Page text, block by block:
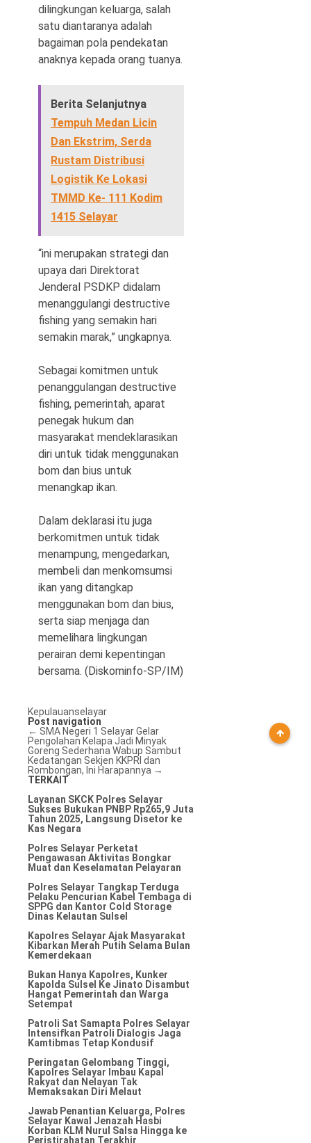
dilingkungan keluarga, salah
satu diantaranya adalah
bagaiman pola pendekatan
anaknya kepada orang tuanya.
Berita Selanjutnya
Tempuh Medan Licin
Dan Ekstrim, Serda
Rustam Distribusi
Logistik Ke Lokasi
TMMD Ke- 111 Kodim
1415 Selayar
“ini merupakan strategi dan
upaya dari Direktorat
Jenderal PSDKP didalam
menanggulangi destructive
fishing yang semakin hari
semakin marak,” ungkapnya.
Sebagai komitmen untuk
penanggulangan destructive
fishing, pemerintah, aparat
penegak hukum dan
masyarakat mendeklarasikan
diri untuk tidak menggunakan
bom dan bius untuk
menangkap ikan.
Dalam deklarasi itu juga
berkomitmen untuk tidak
menampung, mengedarkan,
membeli dan menkomsumsi
ikan yang ditangkap
menggunakan bom dan bius,
serta siap menjaga dan
memelihara lingkungan
perairan demi kepentingan
bersama. (Diskominfo-SP/IM)
Kepulauanselayar
Post navigation
← SMA Negeri 1 Selayar Gelar
Pengolahan Kelapa Jadi Minyak
Goreng Sederhana Wabup Sambut
Kedatangan Sekjen KKPRI dan
Rombongan, Ini Harapannya →
TERKAIT
Layanan SKCK Polres Selayar
Sukses Bukukan PNBP Rp265,9 Juta
Tahun 2025, Langsung Disetor ke
Kas Negara
Polres Selayar Perketat
Pengawasan Aktivitas Bongkar
Muat dan Keselamatan Pelayaran
Polres Selayar Tangkap Terduga
Pelaku Pencurian Kabel Tembaga di
SPPG dan Kantor Cold Storage
Dinas Kelautan Sulsel
Kapolres Selayar Ajak Masyarakat
Kibarkan Merah Putih Selama Bulan
Kemerdekaan
Bukan Hanya Kapolres, Kunker
Kapolda Sulsel Ke Jinato Disambut
Hangat Pemerintah dan Warga
Setempat
Patroli Sat Samapta Polres Selayar
Intensifkan Patroli Dialogis Jaga
Kamtibmas Tetap Kondusif
Peringatan Gelombang Tinggi,
Kapolres Selayar Imbau Kapal
Rakyat dan Nelayan Tak
Memaksakan Diri Melaut
Jawab Penantian Keluarga, Polres
Selayar Kawal Jenazah Hasbi
Korban KLM Nurul Salsa Hingga ke
Peristirahatan Terakhir